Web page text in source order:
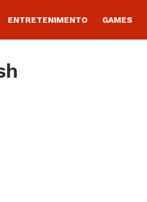
ENTRETENIMENTO GAMES